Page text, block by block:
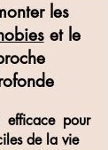
les
et le
efficace pour
de la vie